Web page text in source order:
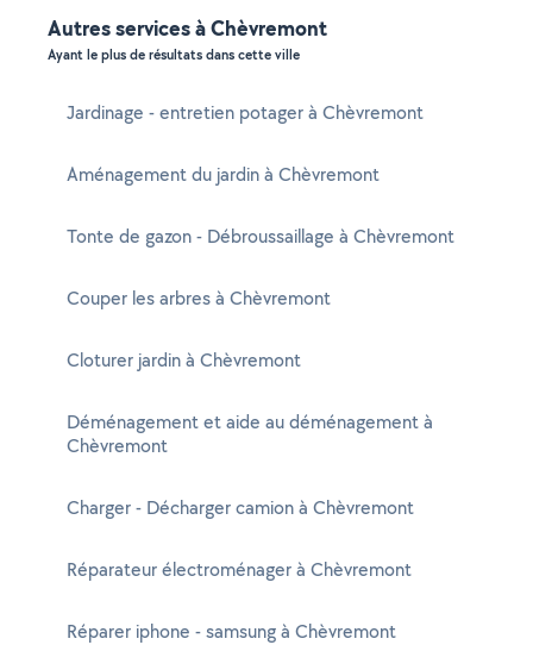
Autres services à Chèvremont
Ayant le plus de résultats dans cette ville
Jardinage - entretien potager à Chèvremont
Aménagement du jardin à Chèvremont
Tonte de gazon - Débroussaillage à Chèvremont
Couper les arbres à Chèvremont
Cloturer jardin à Chèvremont
Déménagement et aide au déménagement à
Chèvremont
Charger - Décharger camion à Chèvremont
Réparateur électroménager à Chèvremont
Réparer iphone - samsung à Chèvremont